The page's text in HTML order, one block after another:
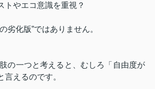
トやエコ意識を重視？
劣化版”ではありません。
の一つと考えると、むしろ「自由度が
言えるのです。